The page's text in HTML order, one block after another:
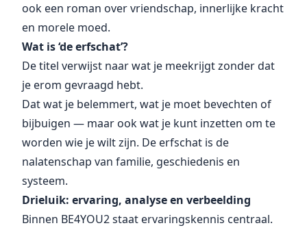
ook een roman over vriendschap, innerlijke kracht
en morele moed.
Wat is ‘de erfschat’?
De titel verwijst naar wat je meekrijgt zonder dat
je erom gevraagd hebt.
Dat wat je belemmert, wat je moet bevechten of
bijbuigen — maar ook wat je kunt inzetten om te
worden wie je wilt zijn. De erfschat is de
nalatenschap van familie, geschiedenis en
systeem.
Drieluik: ervaring, analyse en verbeelding
Binnen BE4YOU2 staat ervaringskennis centraal.